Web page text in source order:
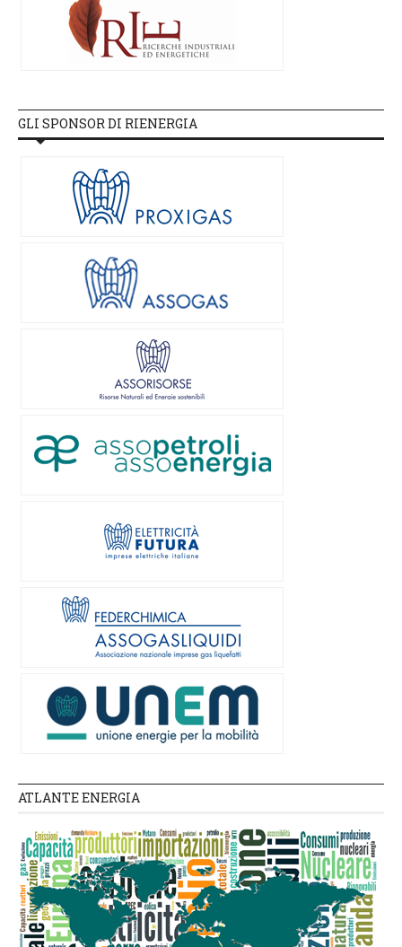
GLI SPONSOR DI RIENERGIA
ATLANTE ENERGIA